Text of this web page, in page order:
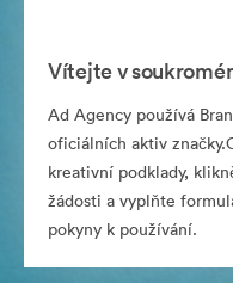
Vítejte v
Ad Agency používá
oficiálních aktiv
kreativní podklady,
žádosti a vyplňte
pokyny k používání.